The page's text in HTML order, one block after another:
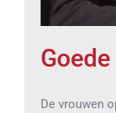
De vrouwen